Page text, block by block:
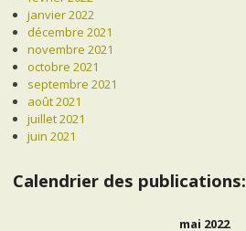
janvier 2022
décembre 2021
novembre 2021
octobre 2021
septembre 2021
août 2021
juillet 2021
juin 2021
Calendrier des publications:
mai 2022